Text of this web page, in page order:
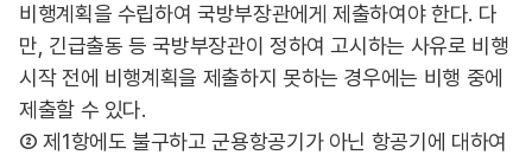
비행계획을 수립하여 국방부장관에게 제출하여야 한다. 다
만, 긴급출동 등 국방부장관이 정하여 고시하는 사유로 비행
시작 전에 비행계획을 제출하지 못하는 경우에는 비행 중에
제출할 수 있다.
② 제1항에도 불구하고 군용항공기가 아닌 항공기에 대하여